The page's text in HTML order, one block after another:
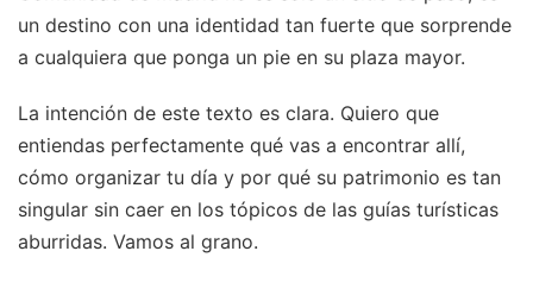
un destino con una identidad tan fuerte que sorprende
a cualquiera que ponga un pie en su plaza mayor.
La intención de este texto es clara. Quiero que
entiendas perfectamente qué vas a encontrar allí,
cómo organizar tu día y por qué su patrimonio es tan
singular sin caer en los tópicos de las guías turísticas
aburridas. Vamos al grano.